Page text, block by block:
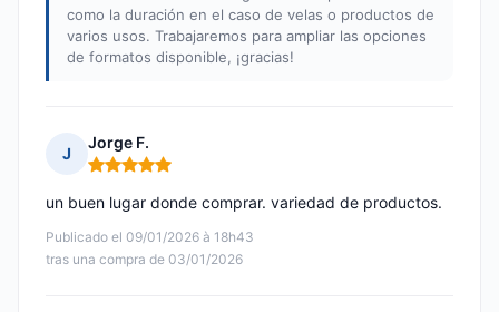
como la duración en el caso de velas o productos de
varios usos. Trabajaremos para ampliar las opciones
de formatos disponible, ¡gracias!
J
Jorge F.
Nota: 5 de 5
Publicado el 09/01/2026 à 18h43
tras una compra de 03/01/2026
un buen lugar donde comprar. variedad de productos.